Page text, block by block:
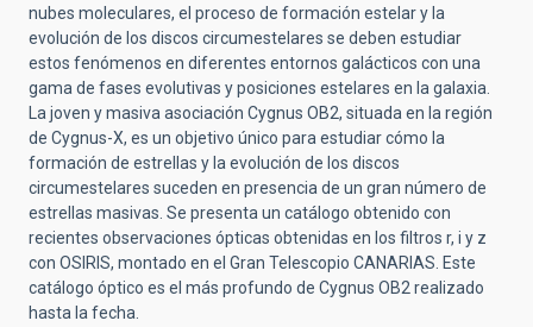
nubes moleculares, el proceso de formación estelar y la
evolución de los discos circumestelares se deben estudiar
estos fenómenos en diferentes entornos galácticos con una
gama de fases evolutivas y posiciones estelares en la galaxia.
La joven y masiva asociación Cygnus OB2, situada en la región
de Cygnus-X, es un objetivo único para estudiar cómo la
formación de estrellas y la evolución de los discos
circumestelares suceden en presencia de un gran número de
estrellas masivas. Se presenta un catálogo obtenido con
recientes observaciones ópticas obtenidas en los filtros r, i y z
con OSIRIS, montado en el Gran Telescopio CANARIAS. Este
catálogo óptico es el más profundo de Cygnus OB2 realizado
hasta la fecha.